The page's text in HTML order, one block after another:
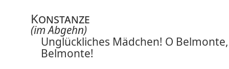
Konstanze
(im Abgehn)
Unglückliches Mädchen! O Belmonte,
Belmonte!